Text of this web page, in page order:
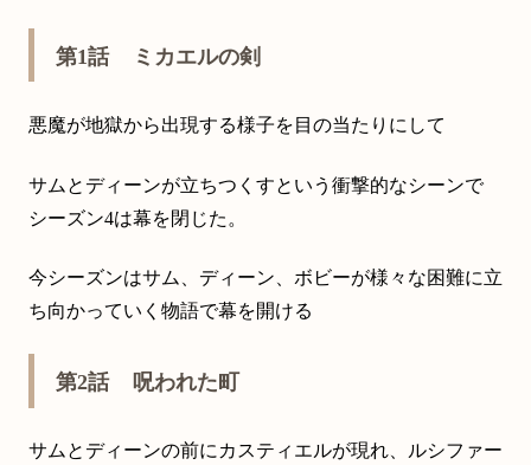
第1話 ミカエルの剣
悪魔が地獄から出現する様子を目の当たりにして
サムとディーンが立ちつくすという衝撃的なシーンで
シーズン4は幕を閉じた。
今シーズンはサム、ディーン、ボビーが様々な困難に立
ち向かっていく物語で幕を開ける
第2話 呪われた町
サムとディーンの前にカスティエルが現れ、ルシファー